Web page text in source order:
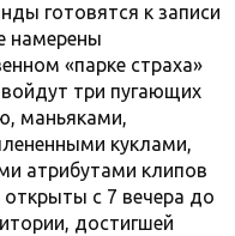
готовятся к записи
намерены
«парке страха»
войдут три пугающих
маньяками,
куклами,
атрибутами клипов
с 7 вечера до
достигшей